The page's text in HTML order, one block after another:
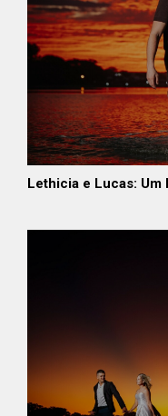
Lethicia e Lucas: Um